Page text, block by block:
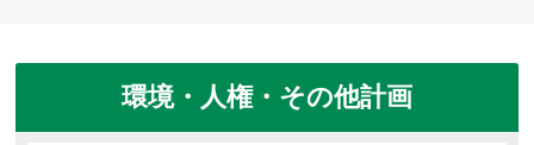
環境・人権・その他計画